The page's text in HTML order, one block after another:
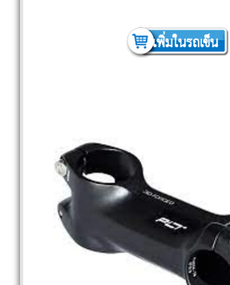
เพิ่มในรถเข็น